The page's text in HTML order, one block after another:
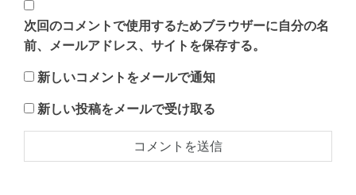
次回のコメントで使用するためブラウザーに自分の名
前、メールアドレス、サイトを保存する。
新しいコメントをメールで通知
新しい投稿をメールで受け取る